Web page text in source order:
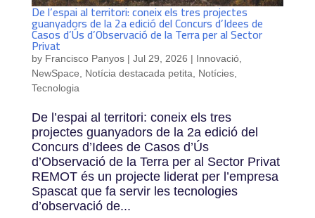
De l’espai al territori: coneix els tres projectes
guanyadors de la 2a edició del Concurs d’Idees de
Casos d’Ús d’Observació de la Terra per al Sector
Privat
by Francisco Panyos| Jul 29, 2026 | Innovació,
NewSpace
Notícia destacada petita Notícies,
Tecnologia
De l’espai al territori: coneix els tres
projectes guanyadors de la 2a edició del
Concurs d’Idees de Casos d’Ús
d’Observació de la Terra per al Sector Privat
REMOT és un projecte liderat per l’empresa
Spascat que fa servir les tecnologies
d’observació de...